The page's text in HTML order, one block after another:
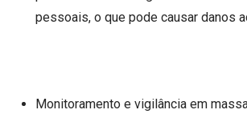
pessoais, o que pode causar danos
Monitoramento e vigilância em